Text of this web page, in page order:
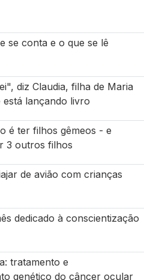
se conta e o que se lê
diz Claudia, filha de Maria
está lançando livro
é ter filhos gêmeos - e
3 outros filhos
de avião com crianças
dedicado à conscientização
tratamento e
genético do câncer ocular